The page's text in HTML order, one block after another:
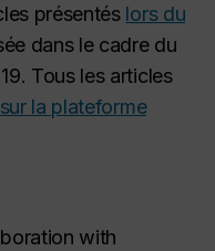
présentés lors du
dans le cadre du
Tous les articles
sur la plateforme
with